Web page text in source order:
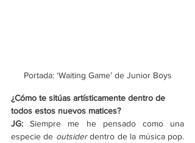
Portada: ‘Waiting Game’ de Junior Boys
¿Cómo te sitúas artísticamente dentro de
todos estos nuevos matices?
JG: Siempre me he pensado como una
especie de outsider dentro de la música pop.